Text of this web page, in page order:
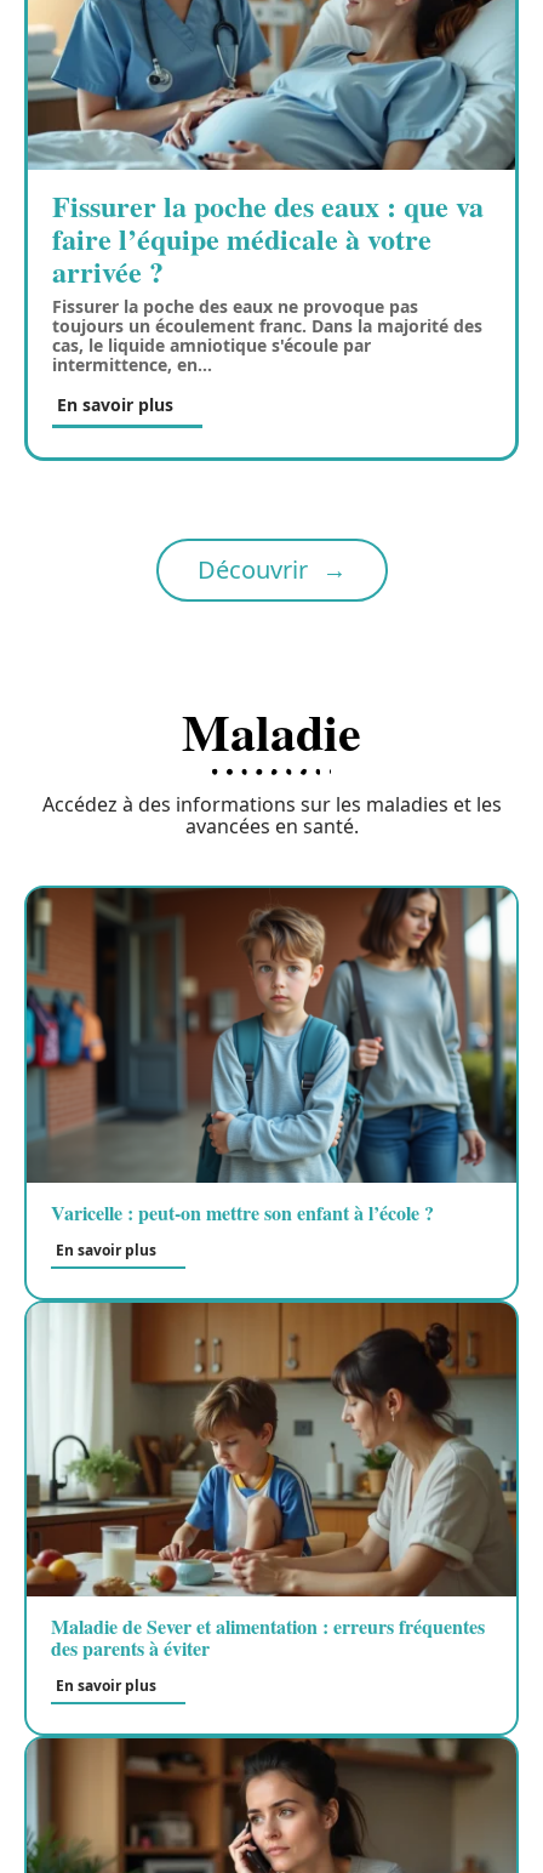
Fissurer la poche des eaux : que va
faire l’équipe médicale à votre
arrivée ?
Fissurer la poche des eaux ne provoque pas
toujours un écoulement franc. Dans la majorité des
cas, le liquide amniotique s'écoule par
intermittence, en…
En savoir plus
Découvrir
Maladie
Accédez à des informations sur les maladies et les
avancées en santé.
Varicelle : peut-on mettre son enfant à l’école ?
En savoir plus
Maladie de Sever et alimentation : erreurs fréquentes
des parents à éviter
En savoir plus